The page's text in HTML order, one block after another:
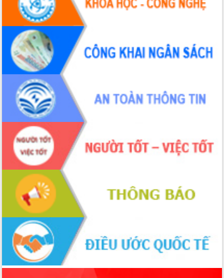
Xã Ea Kar bước chuyển mình trong
công tác cải cách hành chính mô hình
mới
UBND tỉnh họp báo định kỳ tháng 4
năm 2026
Hội thảo khoa học “Giải pháp thúc đẩy
phát triển nền kinh tế xanh tại tỉnh
Đắk Lắk”
Tăng cường giám sát, đôn đốc thực
hiện nhiệm vụ quản lý tài sản công
hàng tuần
Tháo gỡ những vướng mắc, đẩy mạnh
công tác cải cách thủ tục hành chính
tại Trung tâm Phục vụ hành chính
công tỉnh
Đắk Lắk: Tôn vinh 46 giải pháp tại Hội
thi Sáng tạo Kỹ thuật 2024 - 2025
Đắk Lắk rà soát, điều chỉnh Đề án 190
về phát triển nuôi trồng thủy sản
Phó Chủ tịch UBND tỉnh Đắk Lắk
Trương Công Thái kiểm tra thực địa
Dự án cao tốc Khánh Hòa - Buôn Ma
Thuột
Định vị cà phê Việt Nam như một “di
sản sống” trong dòng chảy toàn cầu